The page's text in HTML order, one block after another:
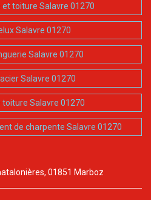
et toiture Salavre 01270
Salavre 01270
Salavre 01270
Salavre 01270
toiture Salavre 01270
de charpente Salavre 01270
01851 Marboz